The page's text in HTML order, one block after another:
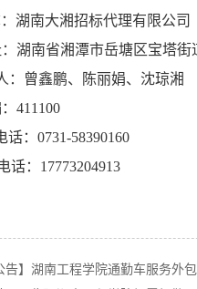
湖南大湘招标代理有限公司
湖南省湘潭市岳塘区宝塔街
： 曾鑫鹏、 陈丽娟、沈琼湘
411100
话： 0731-58390160
话： 17773204913
告】湖南工程学院通勤车服务外